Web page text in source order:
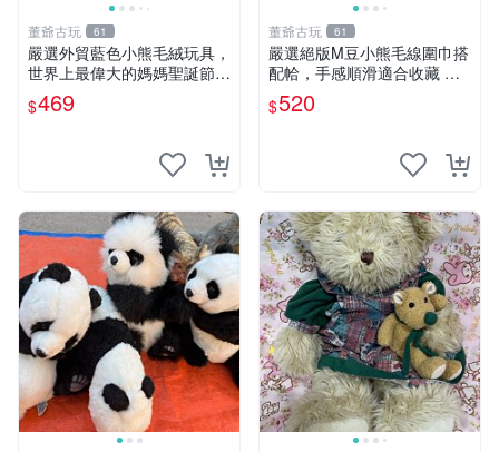
董爺古玩 61
嚴選外貿藍色小熊毛絨玩具，
世界上最偉大的媽媽聖誕節推
薦禮物 五角星 兒童玩具 母親
節
$469
董爺古玩 61
嚴選絕版M豆小熊毛線圍巾搭
配帢，手感順滑適合收藏 絕
版M豆小熊、圍巾、毛線帢
經典好搭
$520